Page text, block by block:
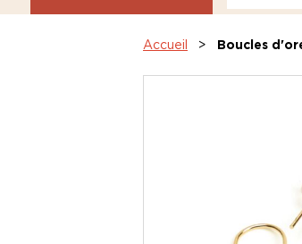
Accueil Boucles